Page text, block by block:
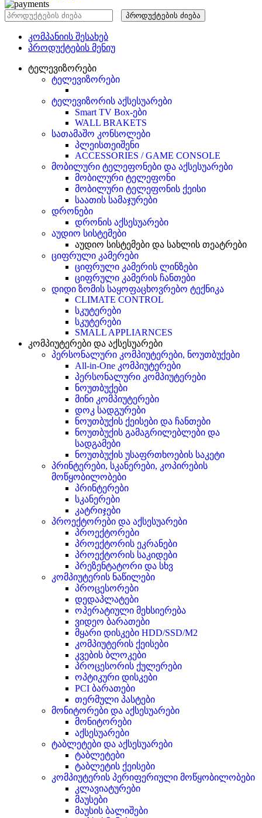
პროდუქტების ძიება
კომპანიის შესახებ
პროდუქტების მენიუ
ტელევიზორები
ტელევიზორები
ტელევიზორის აქსესუარები
Smart TV Box-ები
WALL BRAKETS
სათამაშო კონსოლები
პლეისთეიშენი
ACCESSORIES / GAME CONSOLE
მობილური ტელეფონები და აქსესუარები
მობილური ტელეფონი
მობილური ტელეფონის ქეისი
საათის სამაჯურები
დრონები
დრონის აქსესუარები
აუდიო სისტემები
აუდიო სისტემები და სახლის თეატრები
ციფრული კამერები
ციფრული კამერის ლინზები
ციფრული კამერის ჩანთები
დიდი ზომის საყოფაცხოვრებო ტექნიკა
CLIMATE CONTROL
სკუტერები
სკუტერები
SMALL APPLIARNCES
კომპიუტერები და აქსესუარები
პერსონალური კომპიუტერები, ნოუთბუქები
All-in-One კომპიუტერები
პერსონალური კომპიუტერები
ნოუთბუქები
მინი კომპიუტერები
დოკ სადგურები
ნოუთბუქის ქეისები და ჩანთები
ნოუთბუქის გამაგრილებლები და
სადგამები
ნოუთბუქის უსაფრთხოების საკეტი
პრინტერები, სკანერები, კოპირების
მოწყობილობები
პრინტერები
სკანერები
კატრიჯები
პროექტორები და აქსესუარები
პროექტორები
პროექტორის ეკრანები
პროექტორის საკიდები
პრეზენტატორი და სხვ
კომპიუტერის ნაწილები
პროცესორები
დედაპლატები
ოპერატიული მეხსიერება
ვიდეო ბარათები
მყარი დისკები HDD/SSD/M2
კომპიუტერის ქეისები
კვების ბლოკები
პროცესორის ქულერები
ოპტიკური დისკები
PCI ბარათები
თერმული პასტები
მონიტორები და აქსესუარები
მონიტორები
აქსესუარები
ტაბლეტები და აქსესუარები
ტაბლეტები
ტაბლეტის ქეისები
კომპიუტერის პერიფერიული მოწყობილობები
კლავიატურები
მაუსები
მაუსის ბალიშები